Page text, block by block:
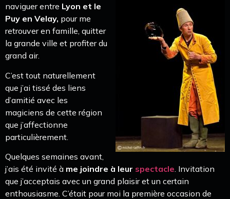
naviguer entre Lyon et le
Puy en Velay, pour me
retrouver en famille, quitter
la grande ville et profiter du
grand air.
C’est tout naturellement
que j’ai tissé des liens
d’amitié avec les
magiciens de cette région
que j’affectionne
particulièrement.
Quelques semaines avant,
j’ais été invité à me joindre à leur spectacle. Invitation
que j’acceptais avec un grand plaisir et un certain
enthousiasme. C’était pour moi la première occasion de